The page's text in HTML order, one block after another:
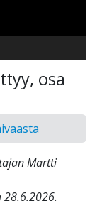
osa
Martti
28.6.2026.